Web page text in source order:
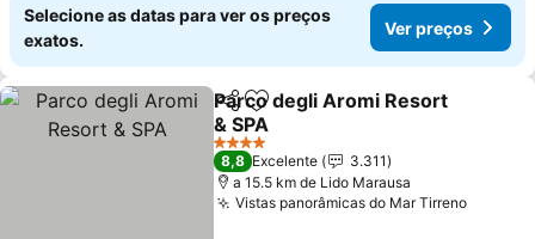
Selecione as datas para ver os preços
exatos.
Ver preços
PartilharAdicionar aos favoritos
Parco degli Aromi Resort
& SPA
Ver preços
4 Estrelas
8,8 Excelente
3.311
a 15.5 km de Lido Marausa
Vistas panorâmicas do Mar TirrenoVer